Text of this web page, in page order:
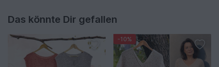
Das könnte Dir gefallen
-10%